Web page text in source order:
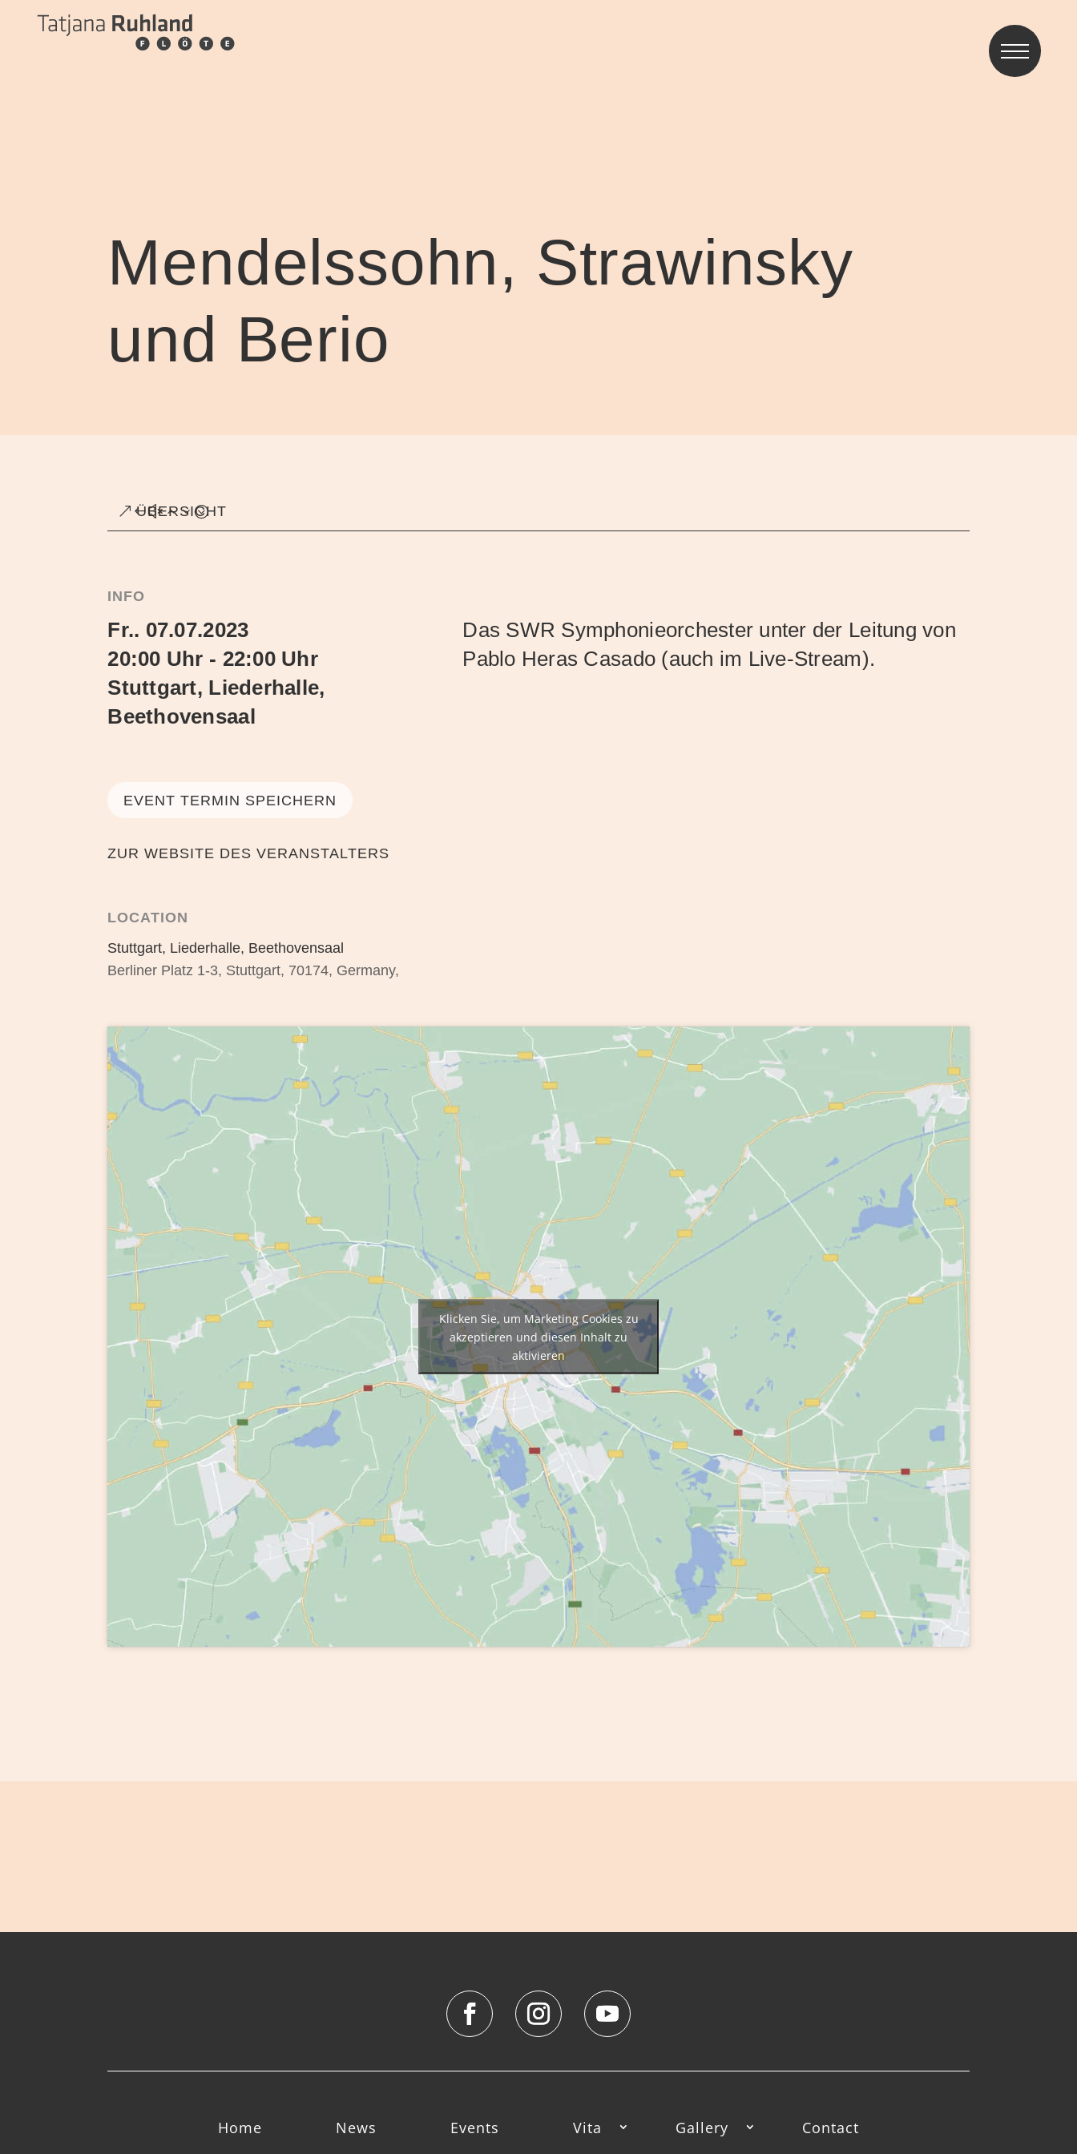
Mendelssohn, Strawinsky
und Berio
ÜBERSICHT
INFO
Fr.. 07.07.2023
20:00 Uhr - 22:00 Uhr
Stuttgart, Liederhalle,
Beethovensaal
Das SWR Symphonieorchester unter der Leitung von
Pablo Heras Casado (auch im Live-Stream).
EVENT TERMIN SPEICHERN
ZUR WEBSITE DES VERANSTALTERS
LOCATION
Stuttgart, Liederhalle, Beethovensaal
Berliner Platz 1-3, Stuttgart, 70174, Germany,
Klicken Sie, um Marketing Cookies zu
akzeptieren und diesen Inhalt zu
aktivieren
Home News Events Vita Gallery Contact